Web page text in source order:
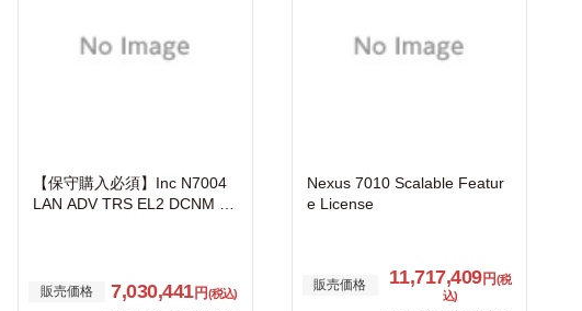
【保守購入必須】Inc N7004
LAN ADV TRS EL2 DCNM Li
販売価格 7,030,441円(税込)
Nexus 7010 Scalable Featur
e License
販売価格 11,717,409円(税
込)